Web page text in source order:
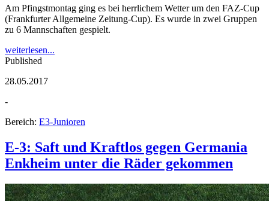
Am Pfingstmontag ging es bei herrlichem Wetter um den FAZ-Cup
(Frankfurter Allgemeine Zeitung-Cup). Es wurde in zwei Gruppen
zu 6 Mannschaften gespielt.
weiterlesen...
Published
28.05.2017
-
Bereich: E3-Junioren
E-3: Saft und Kraftlos gegen Germania
Enkheim unter die Räder gekommen